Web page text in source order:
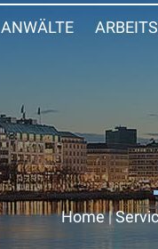
ANWÄLTE
Home|